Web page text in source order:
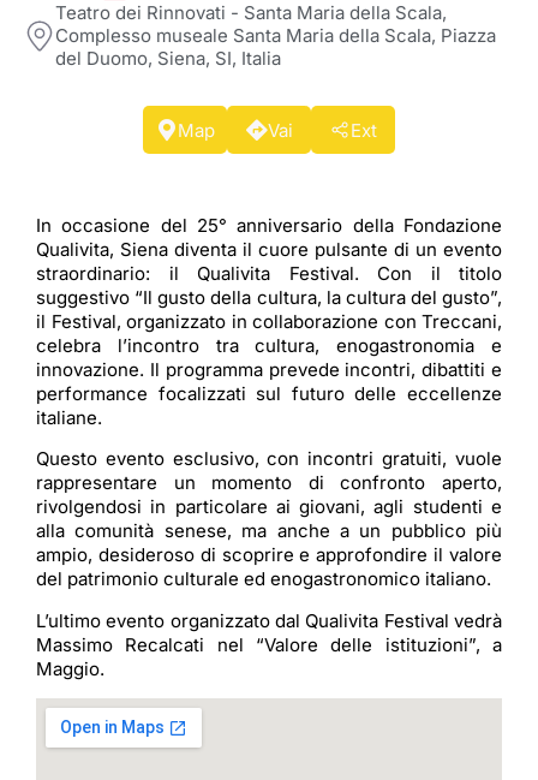
Teatro dei Rinnovati - Santa Maria della Scala,
Complesso museale Santa Maria della Scala, Piazza
del Duomo, Siena, SI, Italia
Map Vai Ext
In occasione del 25° anniversario della Fondazione
Qualivita, Siena diventa il cuore pulsante di un evento
straordinario: il Qualivita Festival. Con il titolo
suggestivo “Il gusto della cultura, la cultura del gusto”,
il Festival, organizzato in collaborazione con Treccani,
celebra l’incontro tra cultura, enogastronomia e
innovazione. Il programma prevede incontri, dibattiti e
performance focalizzati sul futuro delle eccellenze
italiane.
Questo evento esclusivo, con incontri gratuiti, vuole
rappresentare un momento di confronto aperto,
rivolgendosi in particolare ai giovani, agli studenti e
alla comunità senese, ma anche a un pubblico più
ampio, desideroso di scoprire e approfondire il valore
del patrimonio culturale ed enogastronomico italiano.
L’ultimo evento organizzato dal Qualivita Festival vedrà
Massimo Recalcati nel “Valore delle istituzioni”, a
Maggio.